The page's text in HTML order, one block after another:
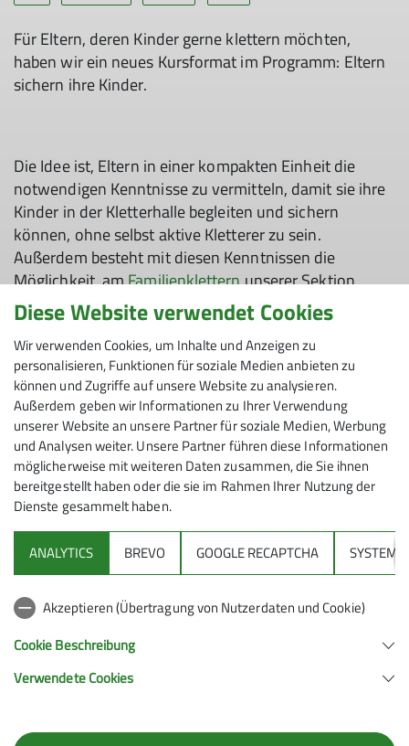
Für Eltern, deren Kinder gerne klettern möchten,
haben wir ein neues Kursformat im Programm: Eltern
sichern ihre Kinder.
Die Idee ist, Eltern in einer kompakten Einheit die
notwendigen Kenntnisse zu vermitteln, damit sie ihre
Kinder in der Kletterhalle begleiten und sichern
können, ohne selbst aktive Kletterer zu sein.
Außerdem besteht mit diesen Kenntnissen die
Möglichkeit, amFamilienkletternunserer Sektion
teilzunehmen, welches an verschiedenen Samstagen
stattfindet, abseits vom Trubel des öffentlichen
Kletterbetriebs.
Mitmachen können Eltern mit Kindern ab 6 Jahren. Los
geht's am 6.1.2024 mit dem ersten Termin, Details zu
diesem und alle weiteren findet Terminen findet ihr in
unsererKursübersicht.
Sektion
Gruppen
90537 Feucht
Diese Website verwendet Cookies
Wir verwenden Cookies, um Inhalte und Anzeigen zu
personalisieren, Funktionen für soziale Medien anbieten zu
können und Zugriffe auf unsere Website zu analysieren.
Außerdem geben wir Informationen zu Ihrer Verwendung
unserer Website an unsere Partner für soziale Medien, Werbung
und Analysen weiter. Unsere Partner führen diese Informationen
möglicherweise mit weiteren Daten zusammen, die Sie ihnen
bereitgestellt haben oder die sie im Rahmen Ihrer Nutzung der
Dienste gesammelt haben.
ANALYTICS BREVO GOOGLE RECAPTCHA SYSTEM
Akzeptieren (Übertragung von Nutzerdaten und Cookie)
Cookie Beschreibung
Verwendete Cookies